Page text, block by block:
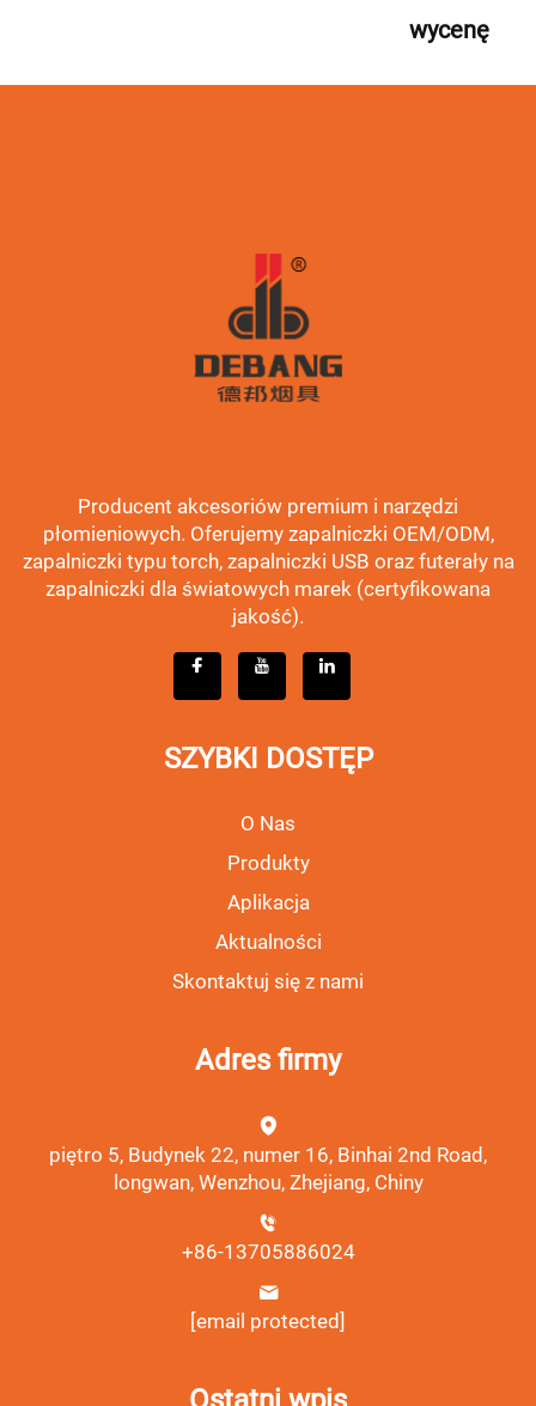
wycenę
Producent akcesoriów premium i narzędzi
płomieniowych. Oferujemy zapalniczki OEM/ODM,
zapalniczki typu torch, zapalniczki USB oraz futerały na
zapalniczki dla światowych marek (certyfikowana
jakość).
SZYBKI DOSTĘP
O Nas
Produkty
Aplikacja
Aktualności
Skontaktuj się z nami
Adres firmy
piętro 5, Budynek 22, numer 16, Binhai 2nd Road,
longwan, Wenzhou, Zhejiang, Chiny
+86-13705886024
[email protected]